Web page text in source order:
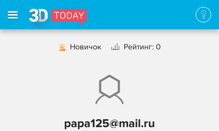
Новичок Рейтинг: 0
papa125@mail.ru